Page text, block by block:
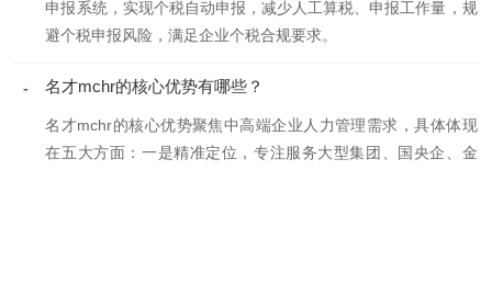
申报系统，实现个税自动申报，减少人工算税、申报工作量，规
避个税申报风险，满足企业个税合规要求。
- 名才mchr的核心优势有哪些？
名才mchr的核心优势聚焦中高端企业人力管理需求，具体体现
在五大方面：一是精准定位，专注服务大型集团、国央企、金